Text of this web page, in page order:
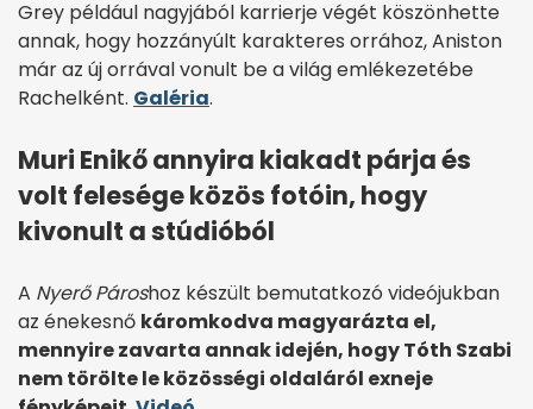
Grey például nagyjából karrierje végét köszönhette
annak, hogy hozzányúlt karakteres orrához, Aniston
már az új orrával vonult be a világ emlékezetébe
Rachelként. Galéria.
Muri Enikő annyira kiakadt párja és
volt felesége közös fotóin, hogy
kivonult a stúdióból
A Nyerő Pároshoz készült bemutatkozó videójukban
az énekesnő káromkodva magyarázta el,
mennyire zavarta annak idején, hogy Tóth Szabi
nem törölte le közösségi oldaláról exneje